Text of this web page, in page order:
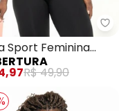
Sport Feminina
R$ 49,90